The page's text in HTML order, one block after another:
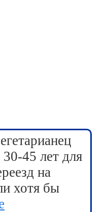
45 лет для
на
хотя бы